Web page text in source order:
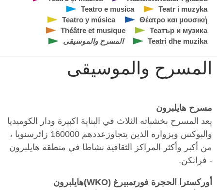
Teatr i muzyka
Teatro e musica
Θέατρο και μουσική
Teatro y música
Театър и музика
Théâtre et musique
Teatri dhe muzika
المسرح والموسيقى
المسرح والموسيقى
مسرح هايلبرون
يعد المسرح بخشباته الثلاث في البناية اكبيرة ودار الكوميديا
والبوكس وبزواره الذين يتجاوزعددهم 160000 زائرسنويا ،
من أكبر وأكثر المراكز الثقافية نشاطا في منطقة هايلبرون
- فرانكن.
أوركسترا الحجرة فورتمبيرغ (WKO)هايلبرون